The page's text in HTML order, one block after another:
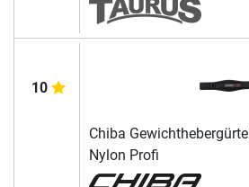
10
Chiba Gewichthebergürtel
Nylon Profi